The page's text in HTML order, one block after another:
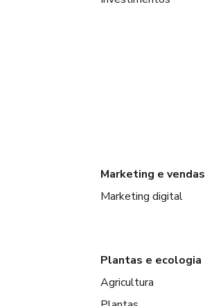
Marketing e vendas
Marketing digital
Plantas e ecologia
Agricultura